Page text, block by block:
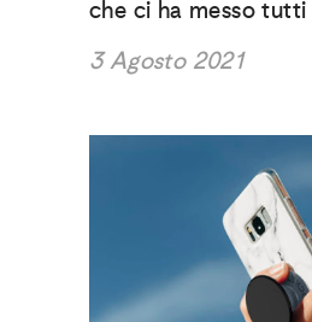
che ci ha messo
3 Agosto 2021